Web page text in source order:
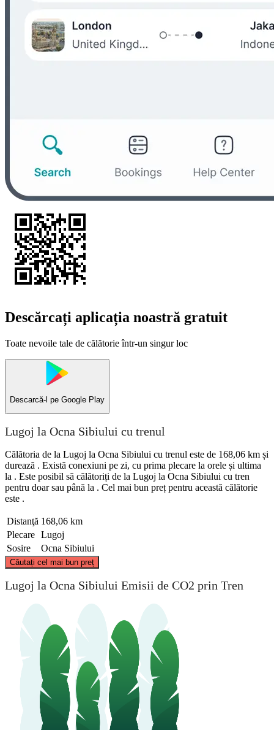
Descărcați aplicația noastră gratuit
Toate nevoile tale de călătorie într-un singur loc
Descarcă-l pe Google Play
Lugoj la Ocna Sibiului cu trenul
Călătoria de la Lugoj la Ocna Sibiului cu trenul este de 168,06 km și
durează . Există conexiuni pe zi, cu prima plecare la orele și ultima
la . Este posibil să călătoriți de la Lugoj la Ocna Sibiului cu tren
pentru doar sau până la . Cel mai bun preț pentru această călătorie
este .
Distanţă 168,06 km
Plecare Lugoj
Sosire
Ocna Sibiului
Căutați cel mai bun preț
Lugoj
Lugoj la Ocna Sibiului Emisii de CO2 prin Tren